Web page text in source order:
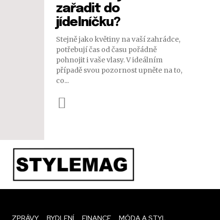
zařadit do
jídelníčku?
Stejně jako květiny na vaší zahrádce,
potřebují čas od času pořádně
pohnojit i vaše vlasy. V ideálním
případě svou pozornost upněte na to,
co...
ZPRÁVY BYDLENÍ FINANCE MÓDA A STYL